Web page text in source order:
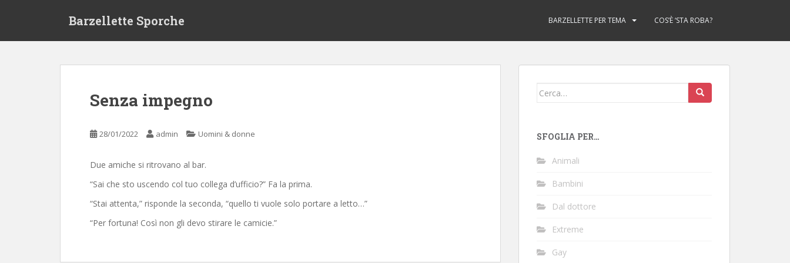
Barzellette Sporche BARZELLETTE PER TEMA COS’È ‘STA ROBA?
Senza impegno
28/01/2022 admin Uomini & donne
Due amiche si ritrovano al bar.
“Sai che sto uscendo col tuo collega d’ufficio?” Fa la prima.
“Stai attenta,” risponde la seconda, “quello ti vuole solo portare a letto…”
“Per fortuna! Così non gli devo stirare le camicie.”
Cerca:
SFOGLIA PER…
Animali
Bambini
Dal dottore
Extreme
Gay